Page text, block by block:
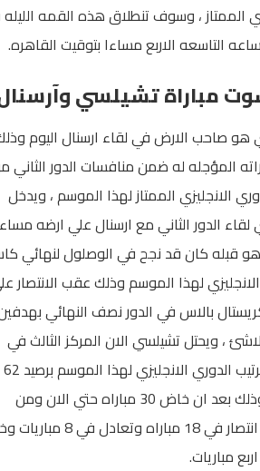
الممتاز ، وسوف تنطلاق هذه القمه
التاسعه الاربع مساءا بتوقيت القاهره.
مباراة تشيلسي
هو صاحب الارض في لقاء ارسنال اليوم
المؤجله له ضمن منافسات الدور الثاني
الانجليزي الممتاز لهذا الموسم ، ويدخل
الدور الثاني مع ارسنال علي ارضه مساء
قبله كان قد نجح في الوصلول لنهائي
الانجليزي لهذا الموسم وذلك عقب الانتصار
بالاس في الدور نصف النهائي
، ويحتل تشيلسي الان المركز الثالث في
جدول ترتيب الدوري الانجليزي لهذا الموسم برصيد 62
نقطه وذلك بعد ان خاض 30 مباراه حتي الان ومن
خلالهم انتصار في 18 مباراه وتعادل في
مباريات.